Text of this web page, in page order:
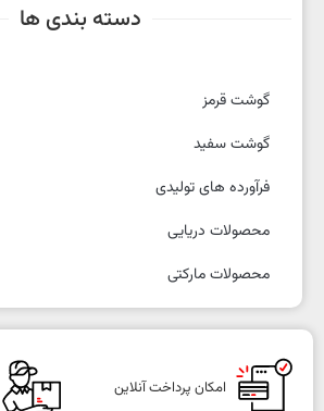
دسته بندی ها
گوشت قرمز
گوشت سفید
فرآورده های تولیدی
محصولات دریایی
محصولات مارکتی
امکان پرداخت آنلاین